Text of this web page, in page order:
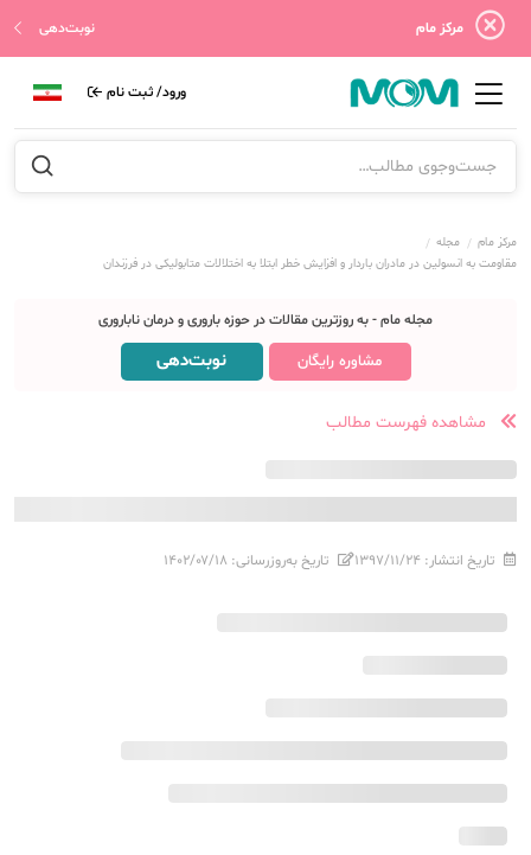
مرکز مام نوبت‌دهی
ورود/ ثبت نام
مرکز مام
مجله
مقاومت به انسولین در مادران باردار و افزایش خطر ابتلا به اختلالات متابولیکی در فرزندان
مجله مام - به روزترین مقالات در حوزه باروری و درمان ناباروری
مشاوره رایگان نوبت‌دهی
مشاهده فهرست مطالب
تاریخ انتشار: ۱۳۹۷/۱۱/۲۴ تاریخ به‌روزرسانی: ۱۴۰۲/۰۷/۱۸